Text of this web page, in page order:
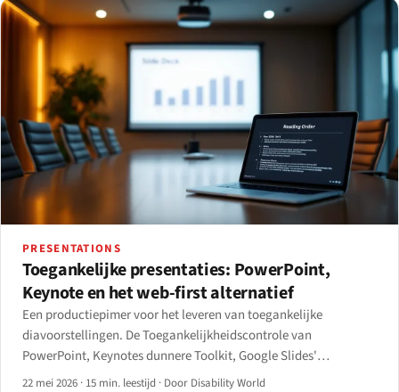
PRESENTATIONS
Toegankelijke presentaties: PowerPoint,
Keynote en het web-first alternatief
Een productiepimer voor het leveren van toegankelijke
diavoorstellingen. De Toegankelijkheidscontrole van
PowerPoint, Keynotes dunnere Toolkit, Google Slides'
inhaalslag van 2024, en het web-first pad via Reveal.js, Slidev en
22 mei 2026 · 15 min. leestijd · Door Disability World